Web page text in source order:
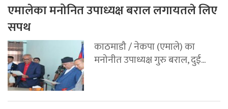
एमालेका मनोनित उपाध्यक्ष बराल लगायतले लिए
सपथ
काठमाडौ / नेकपा (एमाले) का
मनोनीत उपाध्यक्ष गुरु बराल, दुई...